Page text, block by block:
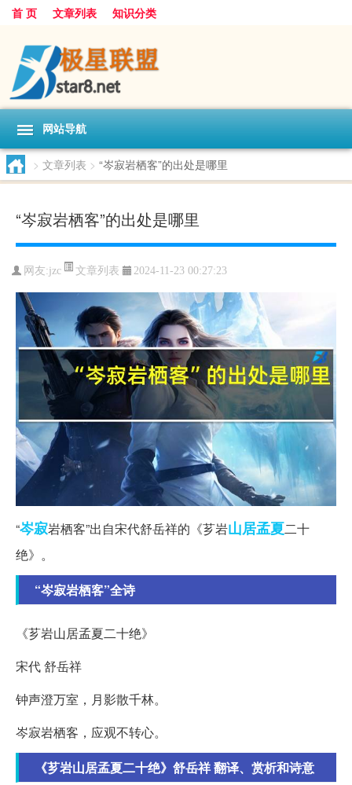
首 页 文章列表 知识分类
网站导航
> 文章列表 > “岑寂岩栖客”的出处是哪里
“岑寂岩栖客”的出处是哪里
网友:jzc 文章列表 2024-11-23 00:27:23
“岑寂岩栖客”出自宋代舒岳祥的《芗岩山居孟夏二十
绝》。
“岑寂岩栖客”全诗
《芗岩山居孟夏二十绝》
宋代 舒岳祥
钟声澄万室，月影散千林。
岑寂岩栖客，应观不转心。
《芗岩山居孟夏二十绝》舒岳祥 翻译、赏析和诗意